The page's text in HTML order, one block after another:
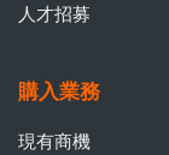
人才招募
購入業務
現有商機